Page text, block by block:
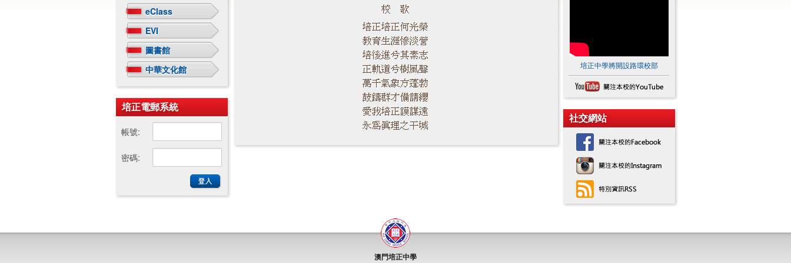
eClass
EVI
圖書館
中華文化館
培正電郵系統
帳號:
密碼:
培正中學將開設路環校部
社交網站
澳門培正中學